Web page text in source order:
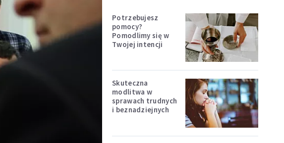
Potrzebujesz
pomocy?
Pomodlimy się w
Twojej intencji
Skuteczna
modlitwa w
sprawach trudnych
i beznadziejnych